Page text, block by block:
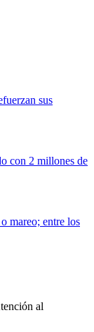
sus
con 2 millones de
mareo; entre los
al